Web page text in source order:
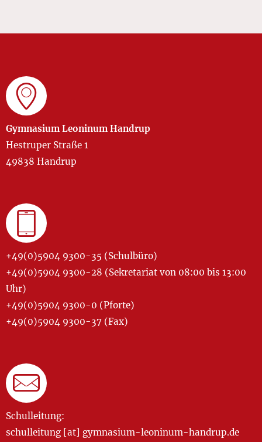
Gymnasium Leoninum Handrup
Hestruper Straße 1
49838 Handrup
+49(0)5904 9300-35 (Schulbüro)
+49(0)5904 9300-28 (Sekretariat von 08:00 bis 13:00
Uhr)
+49(0)5904 9300-0 (Pforte)
+49(0)5904 9300-37 (Fax)
Schulleitung:
schulleitung [at] gymnasium-leoninum-handrup.de